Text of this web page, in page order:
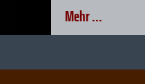
Mehr ...